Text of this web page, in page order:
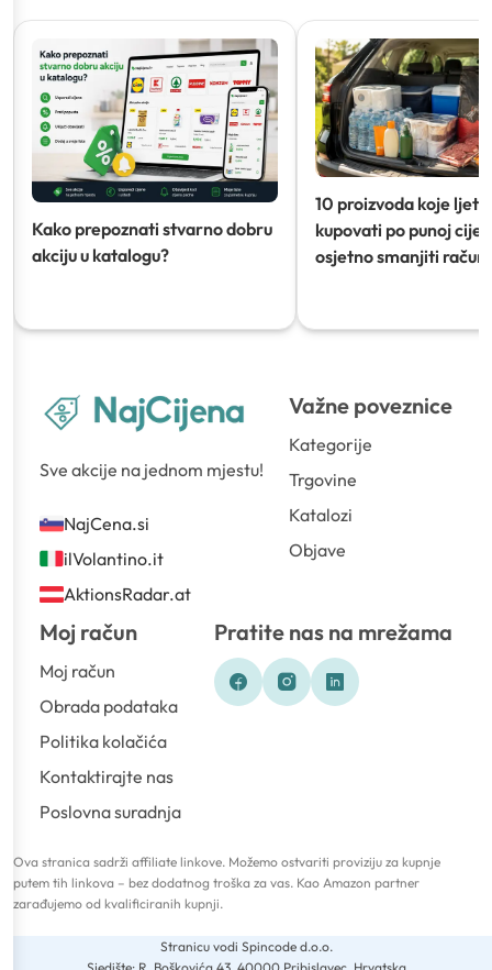
Kako prepoznati stvarno dobru
akciju u katalogu?
10 proizvoda koje ljeti
kupovati po punoj
osjetno smanjiti račun)
Sve akcije na jednom mjestu!
NajCena.si
ilVolantino.it
AktionsRadar.at
Važne poveznice
Kategorije
Trgovine
Katalozi
Objave
Moj račun
Moj račun
Obrada podataka
Politika kolačića
Kontaktirajte nas
Poslovna suradnja
Pratite nas na mrežama
Ova stranica sadrži affiliate linkove. Možemo ostvariti proviziju za kupnje
putem tih linkova – bez dodatnog troška za vas. Kao Amazon partner
zarađujemo od kvalificiranih kupnji.
Stranicu vodi Spincode d.o.o.